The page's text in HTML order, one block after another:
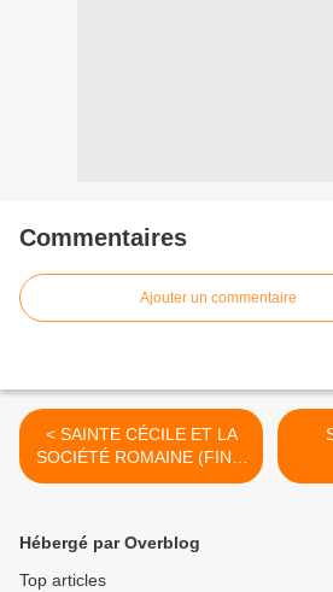
Commentaires
Ajouter un commentaire
< SAINTE CÉCILE ET LA
SOCIÉTÉ ROMAINE (FIN) :
le dernier mot de la terre au
Hébergé par Overblog
Top articles